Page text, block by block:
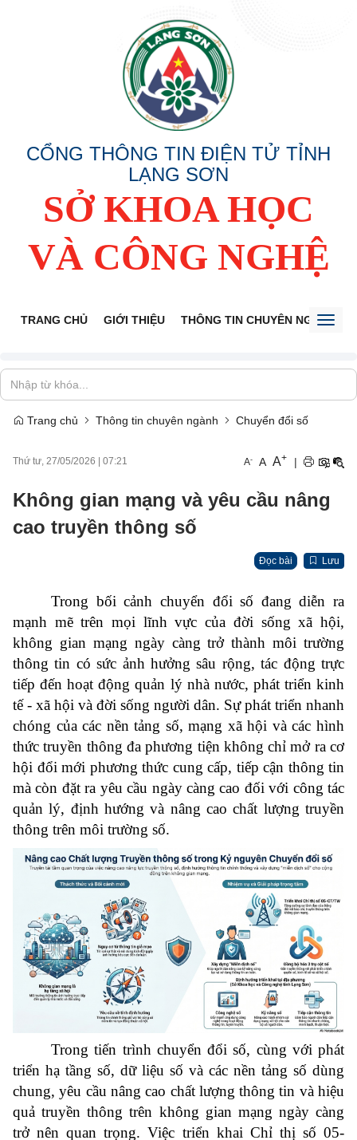
CỔNG THÔNG TIN ĐIỆN TỬ TỈNH
LẠNG SƠN
SỞ KHOA HỌC
VÀ CÔNG NGHỆ
TRANG CHỦ GIỚI THIỆU THÔNG TIN CHUYÊN NGÀNH
Trang chủ Thông tin chuyên ngành Chuyển đổi số
Thứ tư, 27/05/2026 07:21 A- A A+ |
Không gian mạng và yêu cầu nâng
cao truyền thông số
Đọc bài Lưu
Trong bối cảnh chuyển đổi số đang diễn ra
mạnh mẽ trên mọi lĩnh vực của đời sống xã hội,
không gian mạng ngày càng trở thành môi trường
thông tin có sức ảnh hưởng sâu rộng, tác động trực
tiếp đến hoạt động quản lý nhà nước, phát triển kinh
tế - xã hội và đời sống người dân. Sự phát triển nhanh
chóng của các nền tảng số, mạng xã hội và các hình
thức truyền thông đa phương tiện không chỉ mở ra cơ
hội đổi mới phương thức cung cấp, tiếp cận thông tin
mà còn đặt ra yêu cầu ngày càng cao đối với công tác
quản lý, định hướng và nâng cao chất lượng truyền
thông trên môi trường số.
Trong tiến trình chuyển đổi số, cùng với phát
triển hạ tầng số, dữ liệu số và các nền tảng số dùng
chung, yêu cầu nâng cao chất lượng thông tin và hiệu
quả truyền thông trên không gian mạng ngày càng
trở nên quan trọng. Việc triển khai Chỉ thị số 05-